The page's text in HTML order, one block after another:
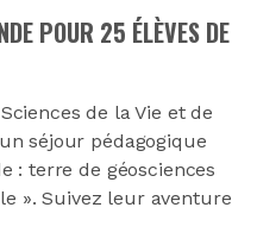
POUR 25 ÉLÈVES DE
de la Vie et de
séjour pédagogique
: terre de géosciences
». Suivez leur aventure